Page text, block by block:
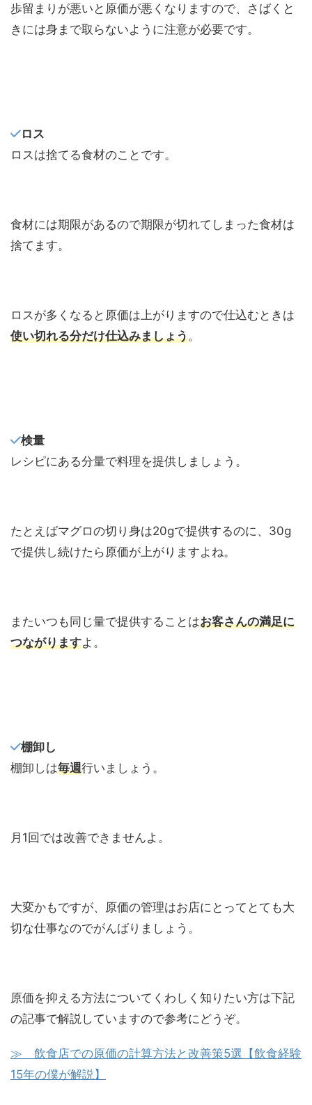
歩留まりが悪いと原価が悪くなりますので、さばくと
きには身まで取らないように注意が必要です。
ロス
ロスは捨てる食材のことです。
食材には期限があるので期限が切れてしまった食材は
捨てます。
ロスが多くなると原価は上がりますので仕込むときは
使い切れる分だけ仕込みましょう。
検量
レシピにある分量で料理を提供しましょう。
たとえばマグロの切り身は20gで提供するのに、30g
で提供し続けたら原価が上がりますよね。
またいつも同じ量で提供することはお客さんの満足に
つながりますよ。
棚卸し
棚卸しは毎週行いましょう。
月1回では改善できませんよ。
大変かもですが、原価の管理はお店にとってとても大
切な仕事なのでがんばりましょう。
原価を抑える方法についてくわしく知りたい方は下記
の記事で解説していますので参考にどうぞ。
≫ 飲食店での原価の計算方法と改善策5選【飲食経験
15年の僕が解説】